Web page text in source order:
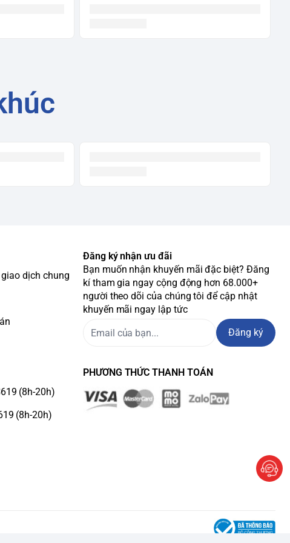
dịch chung
(8h-20h)
(8h-20h)
Đăng ký nhận ưu đãi
Bạn muốn nhận khuyến mãi đặc biệt? Đăng
kí tham gia ngay cộng động hơn 68.000+
người theo dõi của chúng tôi để cập nhật
khuyến mãi ngay lập tức
Đăng ký
PHƯƠNG THỨC THANH TOÁN